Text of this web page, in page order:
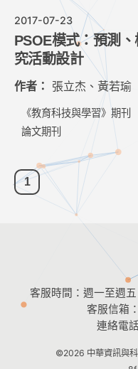
2017-07-23
PSOE模式：預測
究活動設計
作者： 張立杰、黃若瑜
《教育科技與學習》期刊
論文期刊
1
客服時間：週一至週
客服信箱：
連絡電
©2026 中華資訊與